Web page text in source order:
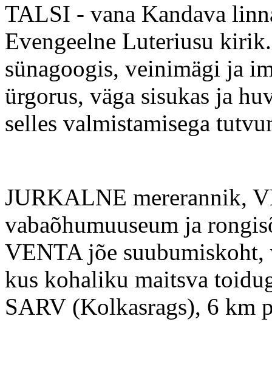
TALSI - vana Kandava
Evengeelne Luteriusu
sünagoogis, veinimägi ja
ürgorus, väga sisukas ja
selles valmistamisega
JURKALNE mererannik,
vabaõhumuuseum ja
VENTA jõe
kus kohaliku maitsva
SARV (Kolkasrags), 6 km